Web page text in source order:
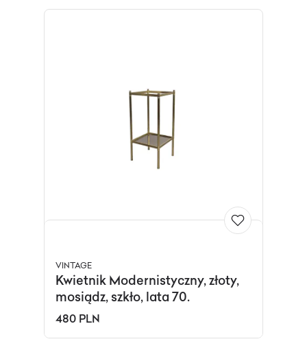
VINTAGE
Kwietnik Modernistyczny, złoty,
mosiądz, szkło, lata 70.
480 PLN